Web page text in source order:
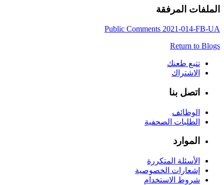
الملفات المرفقة
Public Comments 2021-014-FB-UA
Return to Blogs
تتبع طعنك
الاشتراك
اتصل بنا
الوظائف
الطلبات الصحفية
الموارد
الأسئلة المتكررة
إشعارات الخصوصية
شروط الاستخدام